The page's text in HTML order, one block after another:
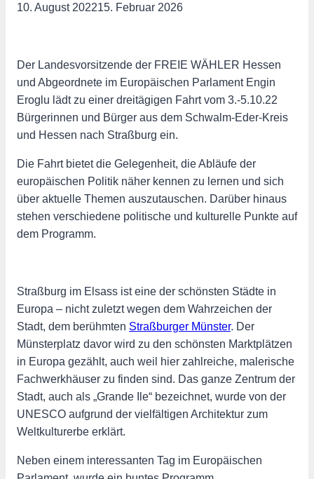
10. August 202215. Februar 2026
Der Landesvorsitzende der FREIE WÄHLER Hessen
und Abgeordnete im Europäischen Parlament Engin
Eroglu lädt zu einer dreitägigen Fahrt vom 3.-5.10.22
Bürgerinnen und Bürger aus dem Schwalm-Eder-Kreis
und Hessen nach Straßburg ein.
Die Fahrt bietet die Gelegenheit, die Abläufe der
europäischen Politik näher kennen zu lernen und sich
über aktuelle Themen auszutauschen. Darüber hinaus
stehen verschiedene politische und kulturelle Punkte auf
dem Programm.
Straßburg im Elsass ist eine der schönsten Städte in
Europa – nicht zuletzt wegen dem Wahrzeichen der
Stadt, dem berühmten Straßburger Münster. Der
Münsterplatz davor wird zu den schönsten Marktplätzen
in Europa gezählt, auch weil hier zahlreiche, malerische
Fachwerkhäuser zu finden sind. Das ganze Zentrum der
Stadt, auch als „Grande Ile“ bezeichnet, wurde von der
UNESCO aufgrund der vielfältigen Architektur zum
Weltkulturerbe erklärt.
Neben einem interessanten Tag im Europäischen